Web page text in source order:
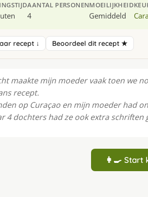
AANTAL PERSONEN
4
MOEILIJKHEID
Gemiddeld
recept ↓ Beoordeel dit recept ★
maakte mijn moeder vaak toen we
recept.
op Curaçao en mijn moeder had
4 dochters had ze ook extra schriften
👩‍🍳 Start